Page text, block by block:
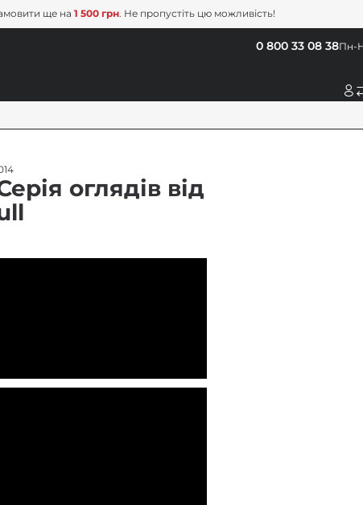
ще на 1 500 грн. Не пропустіть цю можливість!
Пн-
0 800 33 08 38
оглядів від